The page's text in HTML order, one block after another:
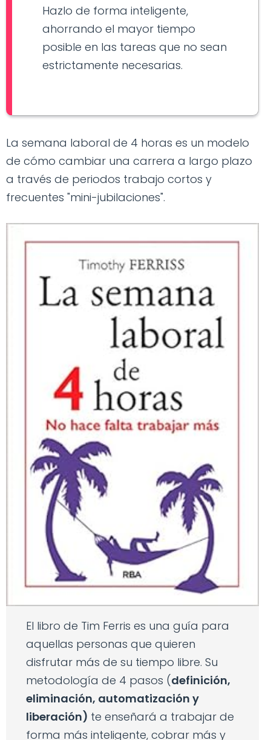
Hazlo de forma inteligente,
ahorrando el mayor tiempo
posible en las tareas que no sean
estrictamente necesarias.
La semana laboral de 4 horas es un modelo
de cómo cambiar una carrera a largo plazo
a través de periodos trabajo cortos y
frecuentes "mini-jubilaciones".
El libro de Tim Ferris es una guía para
aquellas personas que quieren
disfrutar más de su tiempo libre. Su
metodología de 4 pasos (definición,
eliminación, automatización y
liberación) te enseñará a trabajar de
forma más inteligente, cobrar más y